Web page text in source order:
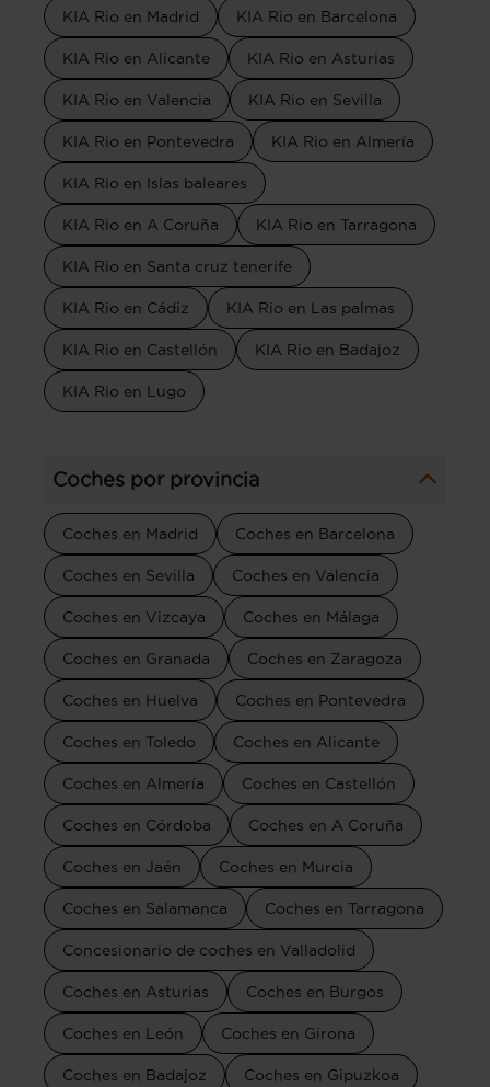
KIA Rio en Madrid KIA Rio en Barcelona
KIA Rio en Alicante KIA Rio en Asturias
KIA Rio en Valencia KIA Rio en Sevilla
KIA Rio en Pontevedra KIA Rio en Almería
KIA Rio en Islas baleares
KIA Rio en A Coruña KIA Rio en Tarragona
KIA Rio en Santa cruz tenerife
KIA Rio en Cádiz KIA Rio en Las palmas
KIA Rio en Castellón KIA Rio en Badajoz
KIA Rio en Lugo
Coches por provincia
Coches en Madrid Coches en Barcelona
Coches en Sevilla Coches en Valencia
Coches en Vizcaya Coches en Málaga
Coches en Granada Coches en Zaragoza
Coches en Huelva Coches en Pontevedra
Coches en Toledo Coches en Alicante
Coches en Almería Coches en Castellón
Coches en Córdoba Coches en A Coruña
Coches en Jaén Coches en Murcia
Coches en Salamanca Coches en Tarragona
Concesionario de coches en Valladolid
Coches en Asturias Coches en Burgos
Coches en León Coches en Girona
Coches en Badajoz Coches en Gipuzkoa